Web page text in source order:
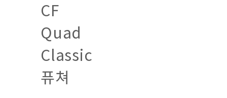
CF
Quad
Classic
퓨쳐